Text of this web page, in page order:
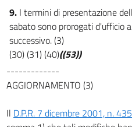
9. I termini di presentazione
sabato sono prorogati d'ufficio
successivo. (3)
(30) (31) (40)((53))
-------------
AGGIORNAMENTO (3)
Il D.P.R. 7 dicembre 2001, n. 435